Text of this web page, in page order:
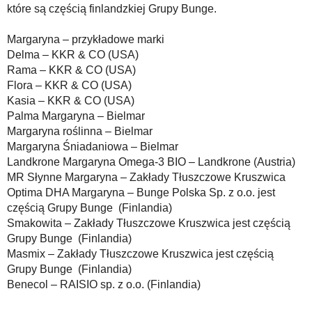
które są częścią finlandzkiej Grupy Bunge.
Margaryna – przykładowe marki
Delma – KKR & CO (USA)
Rama – KKR & CO (USA)
Flora – KKR & CO (USA)
Kasia – KKR & CO (USA)
Palma Margaryna – Bielmar
Margaryna roślinna – Bielmar
Margaryna Śniadaniowa – Bielmar
Landkrone Margaryna Omega-3 BIO – Landkrone (Austria)
MR Słynne Margaryna – Zakłady Tłuszczowe Kruszwica
Optima DHA Margaryna – Bunge Polska Sp. z o.o. jest
częścią Grupy Bunge (Finlandia)
Smakowita – Zakłady Tłuszczowe Kruszwica jest częścią
Grupy Bunge (Finlandia)
Masmix – Zakłady Tłuszczowe Kruszwica jest częścią
Grupy Bunge (Finlandia)
Benecol – RAISIO sp. z o.o. (Finlandia)